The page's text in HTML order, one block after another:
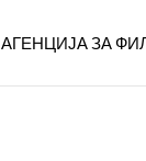
АГЕНЦИЈА ЗА